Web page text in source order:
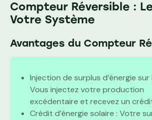
Compteur Réversible :
Votre Système
Avantages du Compteur
Injection de surplus d’énergie sur
Vous injectez votre production
excédentaire et recevez un
Crédit d’énergie solaire : Votre